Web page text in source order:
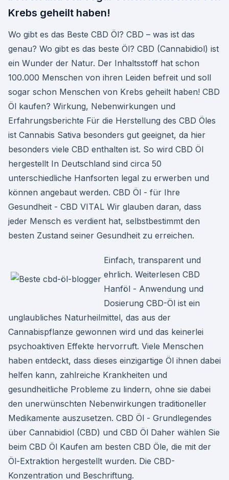
Krebs geheilt haben!
Wo gibt es das Beste CBD Öl? CBD – was ist das
genau? Wo gibt es das beste Öl? CBD (Cannabidiol) ist
ein Wunder der Natur. Der Inhaltsstoff hat schon
100.000 Menschen von ihren Leiden befreit und soll
sogar schon Menschen von Krebs geheilt haben! CBD
Öl kaufen? Wirkung, Nebenwirkungen und
Erfahrungsberichte Für die Herstellung des CBD Öles
ist Cannabis Sativa besonders gut geeignet, da hier
besonders viele CBD enthalten ist. So wird CBD Öl
hergestellt In Deutschland sind circa 50
unterschiedliche Hanfsorten legal zu erwerben und
können angebaut werden. CBD Öl - für Ihre
Gesundheit - CBD VITAL Wir glauben daran, dass
jeder Mensch es verdient hat, selbstbestimmt den
besten Zustand seiner Gesundheit zu erreichen.
Einfach, transparent und
ehrlich. Weiterlesen CBD
Hanföl - Anwendung und
Dosierung CBD-Öl ist ein
unglaubliches Naturheilmittel, das aus der
Cannabispflanze gewonnen wird und das keinerlei
psychoaktiven Effekte hervorruft. Viele Menschen
haben entdeckt, dass dieses einzigartige Öl ihnen dabei
helfen kann, zahlreiche Krankheiten und
gesundheitliche Probleme zu lindern, ohne sie dabei
den unerwünschten Nebenwirkungen traditioneller
Medikamente auszusetzen. CBD Öl - Grundlegendes
über Cannabidiol (CBD) und CBD Öl Daher wählen Sie
beim CBD Öl Kaufen am besten CBD Öle, die mit der
Öl-Extraktion hergestellt wurden. Die CBD-
Konzentration und Beschriftung.